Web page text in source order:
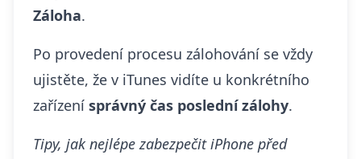
Záloha.
Po provedení procesu zálohování se vždy
ujistěte, že v iTunes vidíte u konkrétního
zařízení správný čas poslední zálohy.
Tipy, jak nejlépe zabezpečit iPhone před